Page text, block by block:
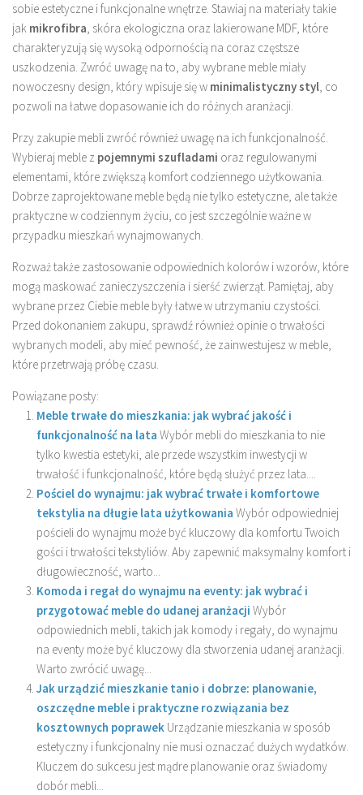
sobie estetyczne i funkcjonalne wnętrze. Stawiaj na materiały takie
jak mikrofibra, skóra ekologiczna oraz lakierowane MDF, które
charakteryzują się wysoką odpornością na coraz częstsze
uszkodzenia. Zwróć uwagę na to, aby wybrane meble miały
nowoczesny design, który wpisuje się w minimalistyczny styl, co
pozwoli na łatwe dopasowanie ich do różnych aranżacji.
Przy zakupie mebli zwróć również uwagę na ich funkcjonalność.
Wybieraj meble z pojemnymi szufladami oraz regulowanymi
elementami, które zwiększą komfort codziennego użytkowania.
Dobrze zaprojektowane meble będą nie tylko estetyczne, ale także
praktyczne w codziennym życiu, co jest szczególnie ważne w
przypadku mieszkań wynajmowanych.
Rozważ także zastosowanie odpowiednich kolorów i wzorów, które
mogą maskować zanieczyszczenia i sierść zwierząt. Pamiętaj, aby
wybrane przez Ciebie meble były łatwe w utrzymaniu czystości.
Przed dokonaniem zakupu, sprawdź również opinie o trwałości
wybranych modeli, aby mieć pewność, że zainwestujesz w meble,
które przetrwają próbę czasu.
Powiązane posty:
Meble trwałe do mieszkania: jak wybrać jakość i
funkcjonalność na lata Wybór mebli do mieszkania to nie
tylko kwestia estetyki, ale przede wszystkim inwestycji w
trwałość i funkcjonalność, które będą służyć przez lata....
Pościel do wynajmu: jak wybrać trwałe i komfortowe
tekstylia na długie lata użytkowania Wybór odpowiedniej
pościeli do wynajmu może być kluczowy dla komfortu Twoich
gości i trwałości tekstyliów. Aby zapewnić maksymalny komfort i
długowieczność, warto...
Komoda i regał do wynajmu na eventy: jak wybrać i
przygotować meble do udanej aranżacji Wybór
odpowiednich mebli, takich jak komody i regały, do wynajmu
na eventy może być kluczowy dla stworzenia udanej aranżacji.
Warto zwrócić uwagę...
Jak urządzić mieszkanie tanio i dobrze: planowanie,
oszczędne meble i praktyczne rozwiązania bez
kosztownych poprawek Urządzanie mieszkania w sposób
estetyczny i funkcjonalny nie musi oznaczać dużych wydatków.
Kluczem do sukcesu jest mądre planowanie oraz świadomy
dobór mebli...